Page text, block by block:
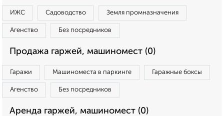
ИЖС Садоводство Земля промназначения
Агенство Без посредников
Продажа гаржей, машиномест (0)
Гаражи Машиноместа в паркинге Гаражные боксы
Агенство Без посредников
Аренда гаржей, машиномест (0)